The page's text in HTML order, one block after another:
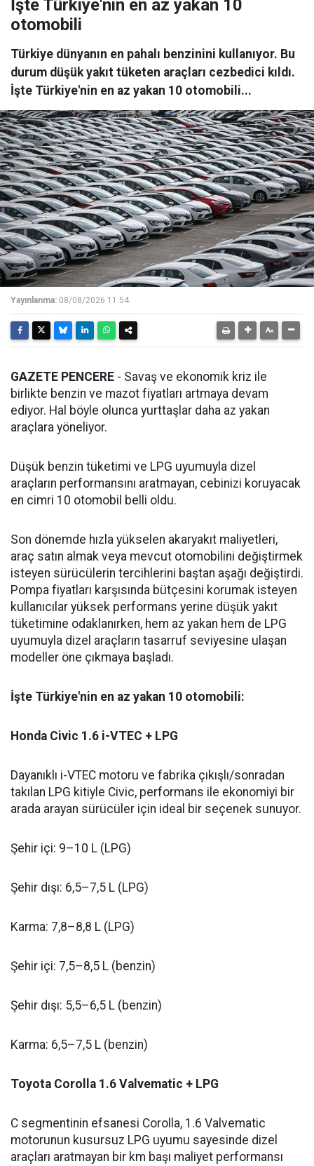
İşte Türkiye'nin en az yakan 10
otomobili
Türkiye dünyanın en pahalı benzinini kullanıyor. Bu
durum düşük yakıt tüketen araçları cezbedici kıldı.
İşte Türkiye'nin en az yakan 10 otomobili...
Yayınlanma: 08/08/2026 11:54
GAZETE PENCERE - Savaş ve ekonomik kriz ile
birlikte benzin ve mazot fiyatları artmaya devam
ediyor. Hal böyle olunca yurttaşlar daha az yakan
araçlara yöneliyor.
Düşük benzin tüketimi ve LPG uyumuyla dizel
araçların performansını aratmayan, cebinizi koruyacak
en cimri 10 otomobil belli oldu.
Son dönemde hızla yükselen akaryakıt maliyetleri,
araç satın almak veya mevcut otomobilini değiştirmek
isteyen sürücülerin tercihlerini baştan aşağı değiştirdi.
Pompa fiyatları karşısında bütçesini korumak isteyen
kullanıcılar yüksek performans yerine düşük yakıt
tüketimine odaklanırken, hem az yakan hem de LPG
uyumuyla dizel araçların tasarruf seviyesine ulaşan
modeller öne çıkmaya başladı.
İşte Türkiye'nin en az yakan 10 otomobili:
Honda Civic 1.6 i-VTEC + LPG
Dayanıklı i-VTEC motoru ve fabrika çıkışlı/sonradan
takılan LPG kitiyle Civic, performans ile ekonomiyi bir
arada arayan sürücüler için ideal bir seçenek sunuyor.
Şehir içi: 9–10 L (LPG)
Şehir dışı: 6,5–7,5 L (LPG)
Karma: 7,8–8,8 L (LPG)
Şehir içi: 7,5–8,5 L (benzin)
Şehir dışı: 5,5–6,5 L (benzin)
Karma: 6,5–7,5 L (benzin)
Toyota Corolla 1.6 Valvematic + LPG
C segmentinin efsanesi Corolla, 1.6 Valvematic
motorunun kusursuz LPG uyumu sayesinde dizel
araçları aratmayan bir km başı maliyet performansı